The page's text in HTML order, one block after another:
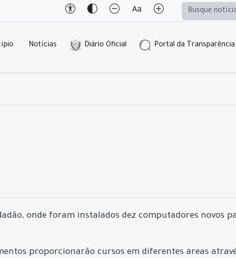
Notícias Diário Oficial Portal da Transparência
onde foram instalados dez computadores novos
proporcionarão cursos em diferentes áreas através